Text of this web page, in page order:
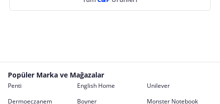
Popüler Marka ve Mağazalar
Penti English Home
Unilever
Dermoeczanem
Boyner
Monster Notebook